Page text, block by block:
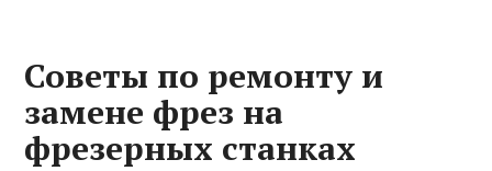
Советы по ремонту и
замене фрез на
фрезерных станках